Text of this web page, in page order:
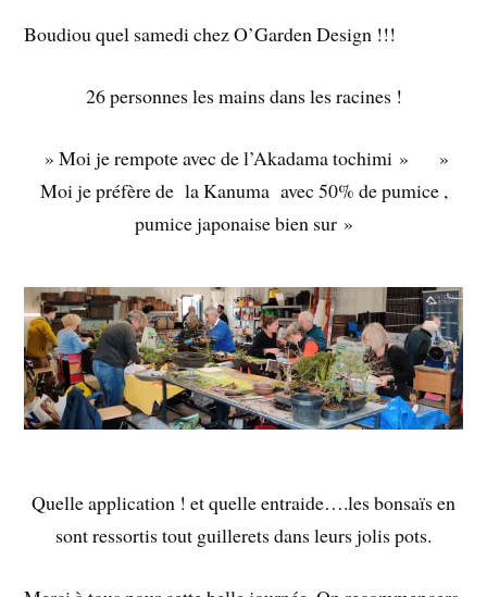
Boudiou quel samedi chez O’Garden Design !!!
26 personnes les mains dans les racines !
» Moi je rempote avec de l’Akadama tochimi » »
Moi je préfère de la Kanuma avec 50% de pumice ,
pumice japonaise bien sur »
Quelle application ! et quelle entraide….les bonsaïs en
sont ressortis tout guillerets dans leurs jolis pots.